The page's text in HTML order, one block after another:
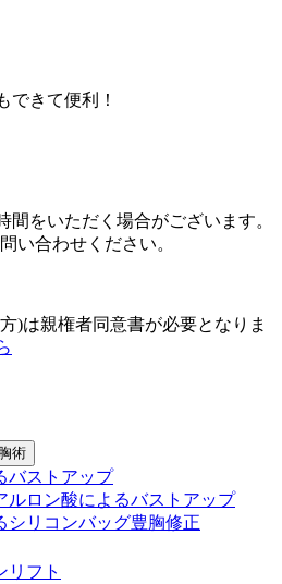
できて便利！
間をいただく場合がございます。
い合わせください。
)は親権者同意書が必要となりま
術
バストアップ
ルロン酸によるバストアップ
シリコンバッグ豊胸修正
リフト